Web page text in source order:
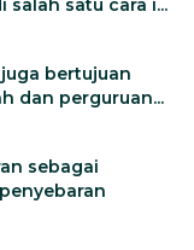
satu cara i...
bertujuan
dan perguruan...
sebagai